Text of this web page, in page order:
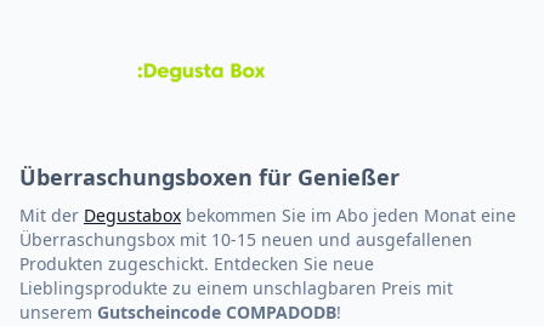
Überraschungsboxen für Genießer
Mit der Degustabox bekommen Sie im Abo jeden Monat eine
Überraschungsbox mit 10-15 neuen und ausgefallenen
Produkten zugeschickt. Entdecken Sie neue
Lieblingsprodukte zu einem unschlagbaren Preis mit
unserem Gutscheincode COMPADODB!